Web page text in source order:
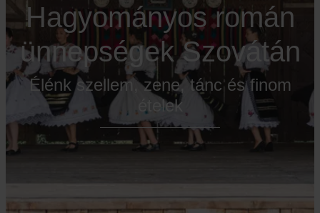
Hagyományos román
ünnepségek Szovátán
Élénk szellem, zene, tánc és finom
ételek